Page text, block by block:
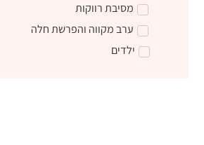
מסיבת רווקות
ערב מקווה והפרשת חלה
ילדים